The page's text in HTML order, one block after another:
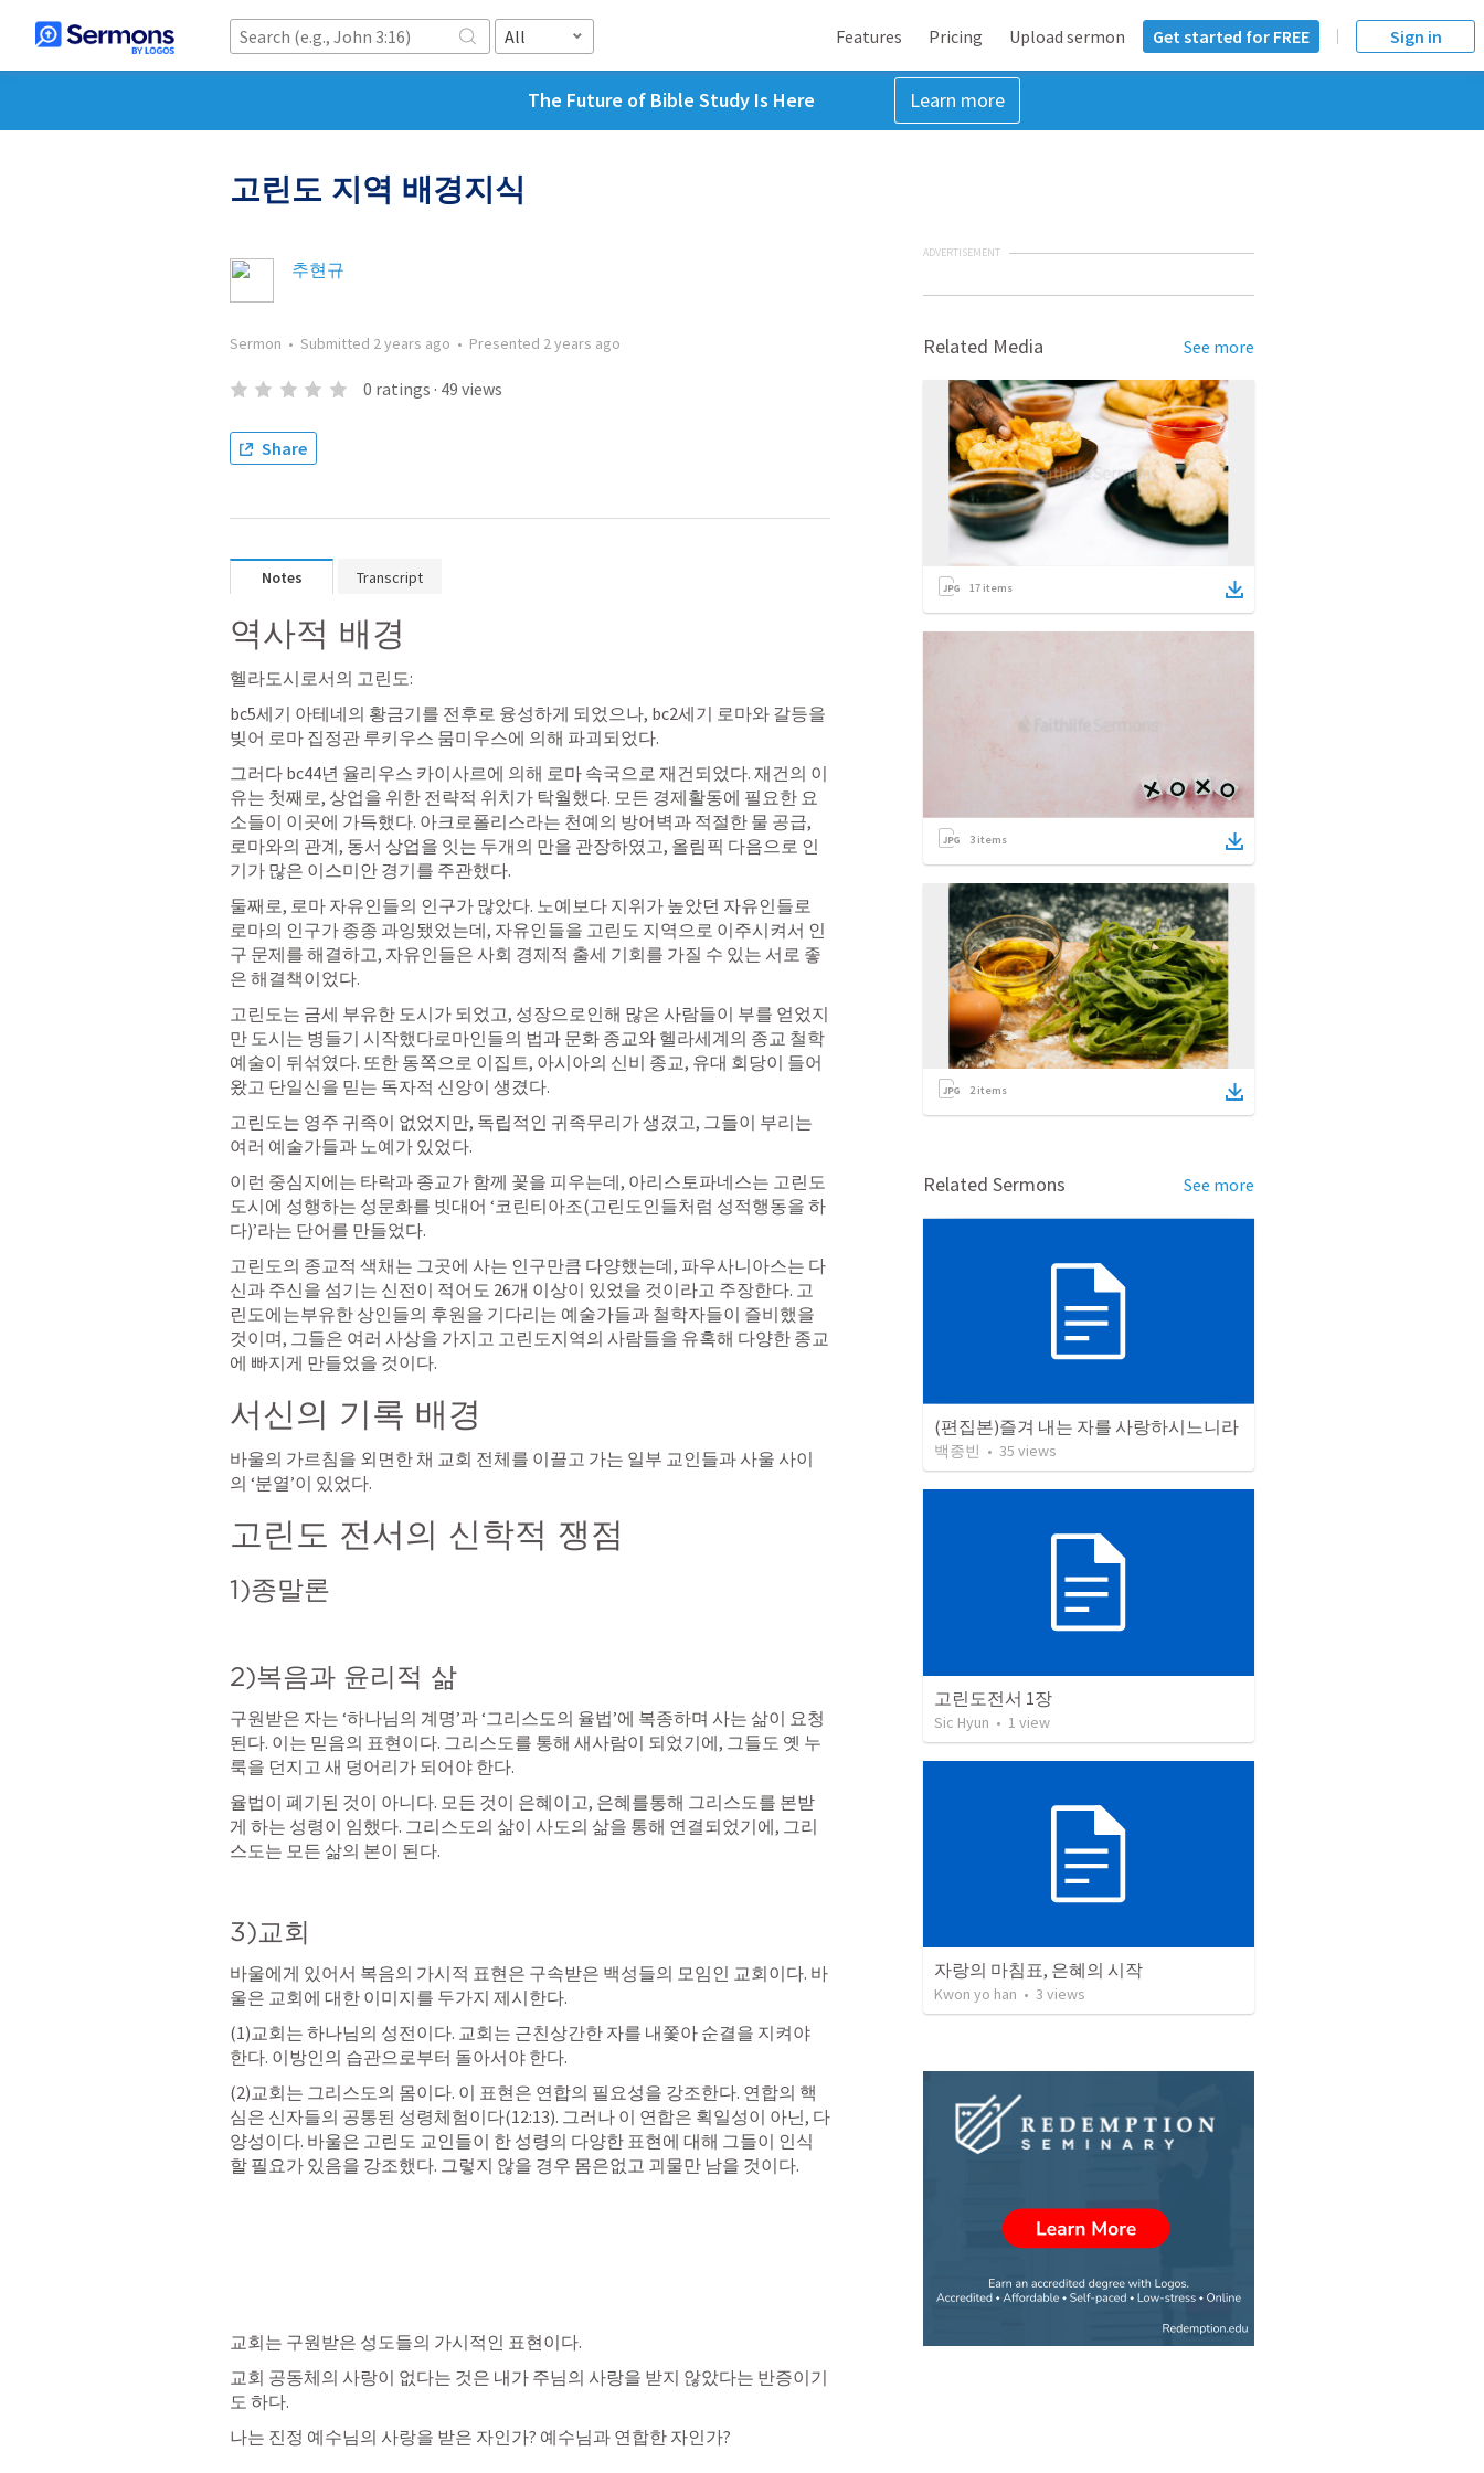
All Features Pricing Upload sermon Get started for FREE Sign in
The Future of Bible Study Is Here Learn more
고린도 지역 배경지식
추현규
Sermon • Submitted 2 years ago • Presented 2 years ago
0 ratings · 49 views
Share
Notes Transcript
역사적 배경
헬라도시로서의 고린도:
bc5세기 아테네의 황금기를 전후로 융성하게 되었으나, bc2세기 로마와 갈등을
빚어 로마 집정관 루키우스 뭄미우스에 의해 파괴되었다.
그러다 bc44년 율리우스 카이사르에 의해 로마 속국으로 재건되었다. 재건의 이
유는 첫째로, 상업을 위한 전략적 위치가 탁월했다. 모든 경제활동에 필요한 요
소들이 이곳에 가득했다. 아크로폴리스라는 천예의 방어벽과 적절한 물 공급,
로마와의 관계, 동서 상업을 잇는 두개의 만을 관장하였고, 올림픽 다음으로 인
기가 많은 이스미안 경기를 주관했다.
둘째로, 로마 자유인들의 인구가 많았다. 노예보다 지위가 높았던 자유인들로
로마의 인구가 종종 과잉됐었는데, 자유인들을 고린도 지역으로 이주시켜서 인
구 문제를 해결하고, 자유인들은 사회 경제적 출세 기회를 가질 수 있는 서로 좋
은 해결책이었다.
고린도는 금세 부유한 도시가 되었고, 성장으로인해 많은 사람들이 부를 얻었지
만 도시는 병들기 시작했다로마인들의 법과 문화 종교와 헬라세계의 종교 철학
예술이 뒤섞였다. 또한 동쪽으로 이집트, 아시아의 신비 종교, 유대 회당이 들어
왔고 단일신을 믿는 독자적 신앙이 생겼다.
고린도는 영주 귀족이 없었지만, 독립적인 귀족무리가 생겼고, 그들이 부리는
여러 예술가들과 노예가 있었다.
이런 중심지에는 타락과 종교가 함께 꽃을 피우는데, 아리스토파네스는 고린도
도시에 성행하는 성문화를 빗대어 ‘코린티아조(고린도인들처럼 성적행동을 하
다)’라는 단어를 만들었다.
고린도의 종교적 색채는 그곳에 사는 인구만큼 다양했는데, 파우사니아스는 다
신과 주신을 섬기는 신전이 적어도 26개 이상이 있었을 것이라고 주장한다. 고
린도에는부유한 상인들의 후원을 기다리는 예술가들과 철학자들이 즐비했을
것이며, 그들은 여러 사상을 가지고 고린도지역의 사람들을 유혹해 다양한 종교
에 빠지게 만들었을 것이다.
서신의 기록 배경
바울의 가르침을 외면한 채 교회 전체를 이끌고 가는 일부 교인들과 사울 사이
의 ‘분열’이 있었다.
고린도 전서의 신학적 쟁점
1)종말론
2)복음과 윤리적 삶
구원받은 자는 ‘하나님의 계명’과 ‘그리스도의 율법’에 복종하며 사는 삶이 요청
된다. 이는 믿음의 표현이다. 그리스도를 통해 새사람이 되었기에, 그들도 옛 누
룩을 던지고 새 덩어리가 되어야 한다.
율법이 폐기된 것이 아니다. 모든 것이 은혜이고, 은혜를통해 그리스도를 본받
게 하는 성령이 임했다. 그리스도의 삶이 사도의 삶을 통해 연결되었기에, 그리
스도는 모든 삶의 본이 된다.
3)교회
바울에게 있어서 복음의 가시적 표현은 구속받은 백성들의 모임인 교회이다. 바
울은 교회에 대한 이미지를 두가지 제시한다.
(1)교회는 하나님의 성전이다. 교회는 근친상간한 자를 내쫓아 순결을 지켜야
한다. 이방인의 습관으로부터 돌아서야 한다.
(2)교회는 그리스도의 몸이다. 이 표현은 연합의 필요성을 강조한다. 연합의 핵
심은 신자들의 공통된 성령체험이다(12:13). 그러나 이 연합은 획일성이 아닌, 다
양성이다. 바울은 고린도 교인들이 한 성령의 다양한 표현에 대해 그들이 인식
할 필요가 있음을 강조했다. 그렇지 않을 경우 몸은없고 괴물만 남을 것이다.
교회는 구원받은 성도들의 가시적인 표현이다.
교회 공동체의 사랑이 없다는 것은 내가 주님의 사랑을 받지 않았다는 반증이기
도 하다.
나는 진정 예수님의 사랑을 받은 자인가? 예수님과 연합한 자인가?
ADVERTISEMENT
Related Media See more
17 items
3 items
2items
Related Sermons See more
(편집본)즐겨 내는 자를 사랑하시느니라
백종빈 • 35 views
고린도전서 1장
Sic Hyun • 1 view
자랑의 마침표, 은혜의 시작
Kwon yo han • 3 views